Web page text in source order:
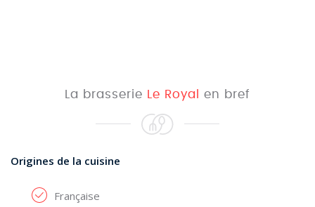
La brasserie Le Royal en bref
Origines de la cuisine
Française